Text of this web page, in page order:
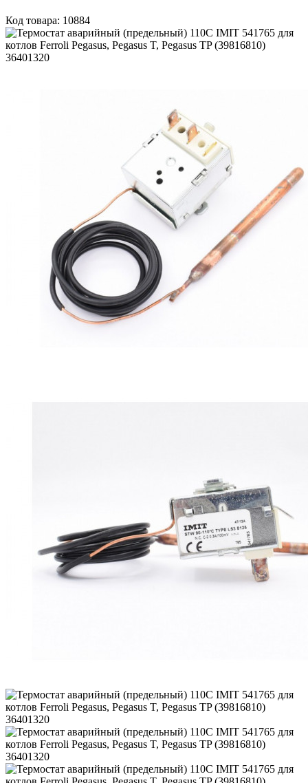
Код товара: 10884